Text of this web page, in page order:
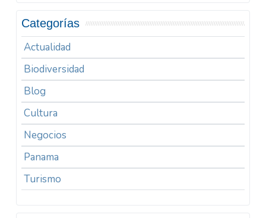
Categorías
Actualidad
Biodiversidad
Blog
Cultura
Negocios
Panama
Turismo